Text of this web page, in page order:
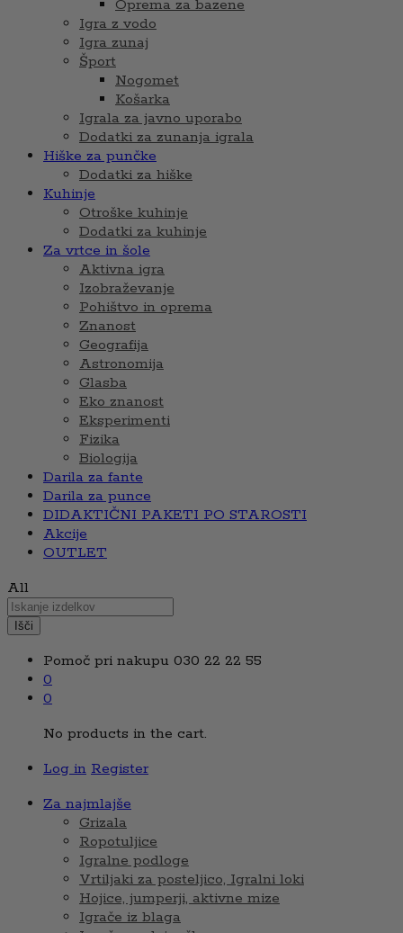
Oprema za bazene
Igra z vodo
Igra zunaj
Šport
Nogomet
Košarka
Igrala za javno uporabo
Dodatki za zunanja igrala
Hiške za punčke
Dodatki za hiške
Kuhinje
Otroške kuhinje
Dodatki za kuhinje
Za vrtce in šole
Aktivna igra
Izobraževanje
Pohištvo in oprema
Znanost
Geografija
Astronomija
Glasba
Eko znanost
Eksperimenti
Fizika
Biologija
Darila za fante
Darila za punce
DIDAKTIČNI PAKETI PO STAROSTI
Akcije
OUTLET
All
Išči
Pomoč pri nakupu 030 22 22 55
0
0
No products in the cart.
Log in Register
Za najmlajše
Grizala
Ropotuljice
Igralne podloge
Vrtiljaki za posteljico, Igralni loki
Hojice, jumperji, aktivne mize
Igrače iz blaga